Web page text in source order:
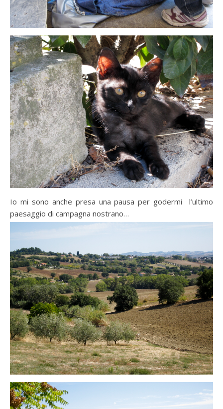
Io mi sono anche presa una pausa per godermi l’ultimo
paesaggio di campagna nostrano…